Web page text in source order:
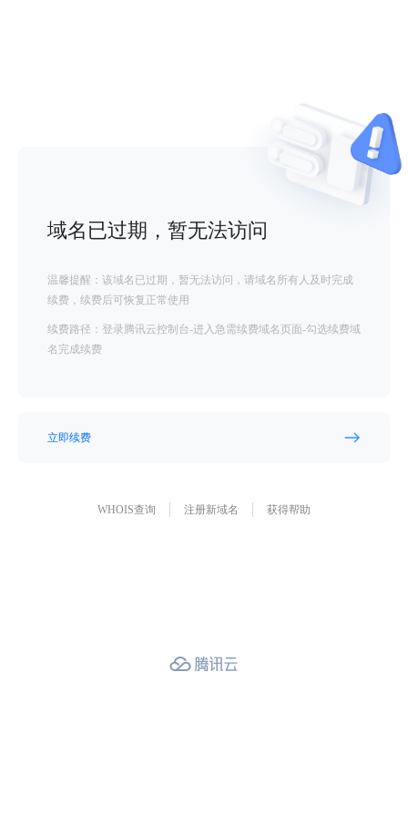
域名已过期，暂无法访问
温馨提醒：该域名已过期，暂无法访问，请域名所有人及时完成
续费，续费后可恢复正常使用
续费路径：登录腾讯云控制台-进入急需续费域名页面-勾选续费域
名完成续费
立即续费
WHOIS查询 注册新域名 获得帮助